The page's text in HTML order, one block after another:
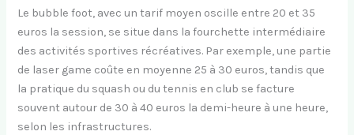
Le bubble foot, avec un tarif moyen oscille entre 20 et 35
euros la session, se situe dans la fourchette intermédiaire
des activités sportives récréatives. Par exemple, une partie
de laser game coûte en moyenne 25 à 30 euros, tandis que
la pratique du squash ou du tennis en club se facture
souvent autour de 30 à 40 euros la demi-heure à une heure,
selon les infrastructures.